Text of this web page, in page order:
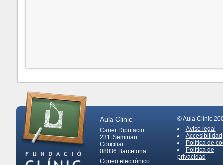
Aula Clinic
Carrer Diputacio
231, Seminari
Conciliar
08036 Barcelona
Correo electrónico
© Aula Clínic
Aviso legal
Accesibilidad
Política de
Política de
privacidad